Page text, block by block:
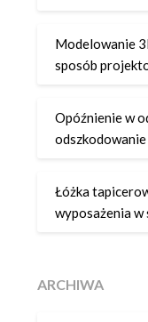
Modelowanie
sposób
Opóźnienie w
Łóżka
wyposażenia w
ARCHIWA